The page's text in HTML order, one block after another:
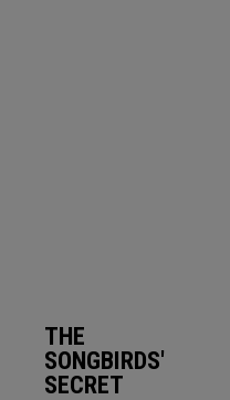
THE
SONGBIRDS'
SECRET